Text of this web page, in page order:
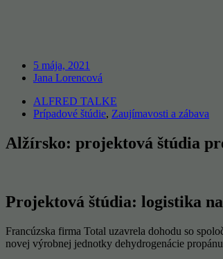
5 mája, 2021
Jana Lorencová
ALFRED TALKE
Prípadové štúdie, Zaujímavosti a zábava
Alžírsko: projektová štúdia
Projektová štúdia: logistika
Francúzska firma Total uzavrela dohodu so
novej výrobnej jednotky dehydrogenácie